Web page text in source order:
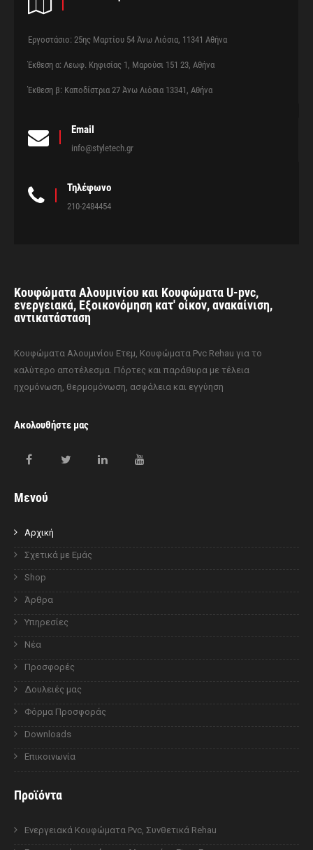
Εργοστάσιο: 25ης Μαρτίου 54 Άνω Λιόσια, 11341 Αθήνα
Έκθεση α: Λεωφ. Κηφισίας 1, Μαρούσι 151 23, Αθήνα
Έκθεση β: Καποδίστρια 27 Άνω Λιόσια 13341, Αθήνα
Email
info@styletech.gr
Τηλέφωνο
210-2484454
Κουφώματα Αλουμινίου και Κουφώματα U-pvc,
ενεργειακά, Εξοικονόμηση κατ' οίκον, ανακαίνιση,
αντικατάσταση
Κουφώματα Αλουμινίου Ετεμ, Κουφώματα Pvc Rehau για το
καλύτερο αποτέλεσμα. Πόρτες και παράθυρα με τέλεια
ηχομόνωση, θερμομόνωση, ασφάλεια και εγγύηση
Ακολουθήστε μας
Μενού
Αρχική
Σχετικά με Εμάς
Shop
Άρθρα
Υπηρεσίες
Νέα
Προσφορές
Δουλειές μας
Φόρμα Προσφοράς
Downloads
Επικοινωνία
Προϊόντα
Ενεργειακά Κουφώματα Pvc, Συνθετικά Rehau